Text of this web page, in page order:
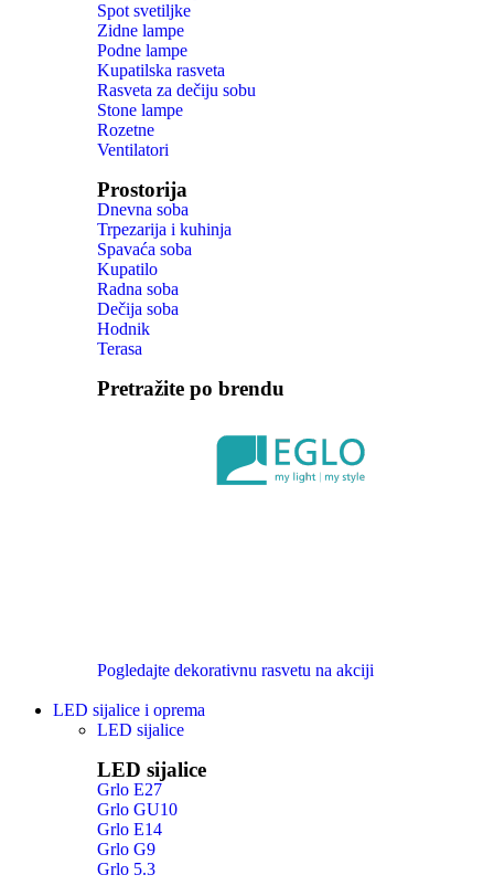
Spot svetiljke
Zidne lampe
Podne lampe
Kupatilska rasveta
Rasveta za dečiju sobu
Stone lampe
Rozetne
Ventilatori
Prostorija
Dnevna soba
Trpezarija i kuhinja
Spavaća soba
Kupatilo
Radna soba
Dečija soba
Hodnik
Terasa
Pretražite po brendu
Pogledajte dekorativnu rasvetu na akciji
LED sijalice i oprema
LED sijalice
LED sijalice
Grlo E27
Grlo GU10
Grlo E14
Grlo G9
Grlo 5.3